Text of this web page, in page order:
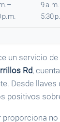
p.m.
9
5:30
un servicio de
Rd,
Desde
positivos